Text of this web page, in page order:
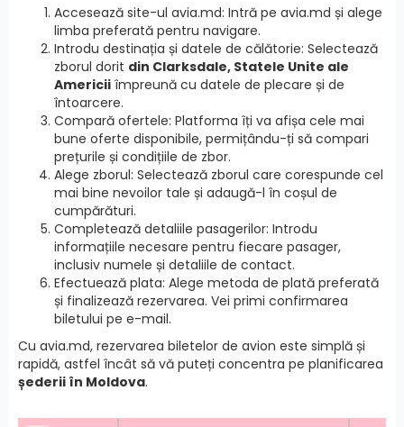
Accesează site-ul avia.md: Intră pe avia.md și alege
limba preferată pentru navigare.
Introdu destinația și datele de călătorie: Selectează
zborul dorit din Clarksdale, Statele Unite ale
Americii împreună cu datele de plecare și de
întoarcere.
Compară ofertele: Platforma îți va afișa cele mai
bune oferte disponibile, permițându-ți să compari
prețurile și condițiile de zbor.
Alege zborul: Selectează zborul care corespunde cel
mai bine nevoilor tale și adaugă-l în coșul de
cumpărături.
Completează detaliile pasagerilor: Introdu
informațiile necesare pentru fiecare pasager,
inclusiv numele și detaliile de contact.
Efectuează plata: Alege metoda de plată preferată
și finalizează rezervarea. Vei primi confirmarea
biletului pe e-mail.
Cu avia.md, rezervarea biletelor de avion este simplă și
rapidă, astfel încât să vă puteți concentra pe planificarea
șederii în Moldova.